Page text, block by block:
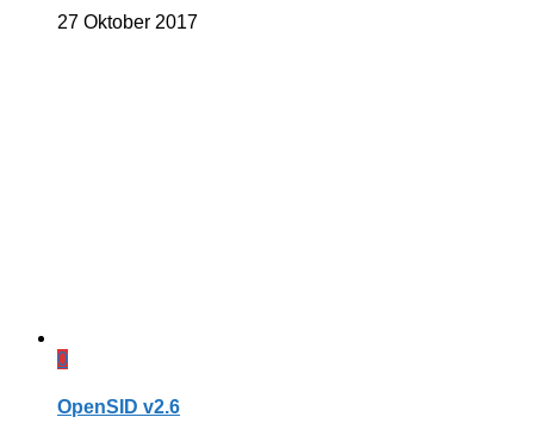
27 Oktober 2017
0
OpenSID v2.6